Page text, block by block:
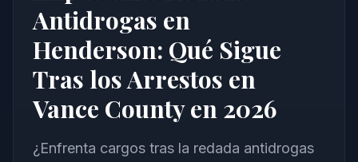
Antidrogas en
Henderson: Qué Sigue
Tras los Arrestos en
Vance County en 2026
¿Enfrenta cargos tras la redada antidrogas